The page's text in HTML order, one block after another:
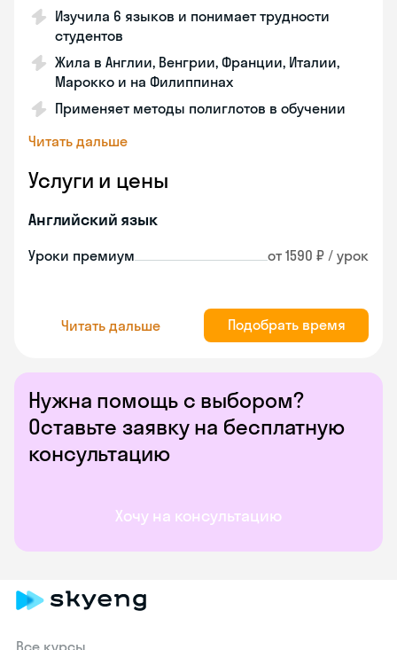
Нужна помощь с выбором?
Оставьте заявку на бесплатную
консультацию
Хочу на консультацию
Изучила 6 языков и понимает трудности
студентов
Жила в Англии, Венгрии, Франции, Италии,
Марокко и на Филиппинах
Применяет методы полиглотов в обучении
Читать дальше
Услуги и цены
Английский язык
Уроки премиум от 1590 ₽ / урок
Читать дальше Подобрать время
Все курсы